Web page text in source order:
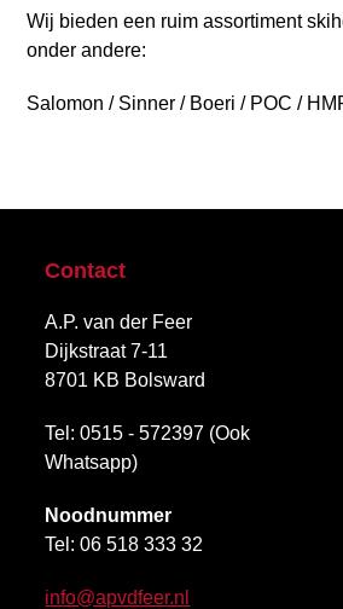
Wij bieden een ruim assortiment
onder andere:
Salomon / Sinner / Boeri / POC /
Contact
A.P. van der Feer
Dijkstraat 7-11
8701 KB Bolsward
Tel: 0515 - 572397 (Ook
Whatsapp)
Noodnummer
Tel:06 518 333 32
info@apvdfeer.nl